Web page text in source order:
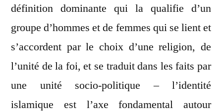
définition dominante qui la qualifie d’un
groupe d’hommes et de femmes qui se lient et
s’accordent par le choix d’une religion, de
l’unité de la foi, et se traduit dans les faits par
une unité socio-politique – l’identité
islamique est l’axe fondamental autour